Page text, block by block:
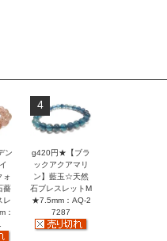
ン
ォ
薔
レ
：
4
g420円★【ブラ
ックアクアマリ
ン】藍玉☆天然
石ブレスレットM
★7.5mm：AQ-2
7287